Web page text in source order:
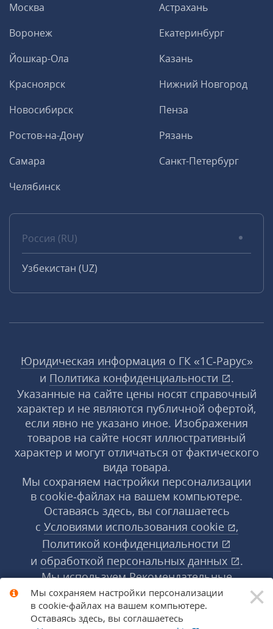
Москва
Астрахань
Воронеж
Екатеринбург
Йошкар-Ола
Казань
Красноярск
Нижний Новгород
Новосибирск
Пенза
Ростов-на-Дону
Рязань
Самара
Санкт-Петербург
Челябинск
Россия (RU)
Узбекистан (UZ)
Юридическая информация о ГК «1С‑Рарус»
и Политика конфиденциальности
.
Указанные на сайте цены носят справочный
характер и не являются публичной офертой,
если явно не указано иное. Изображения
товаров на сайте носят иллюстративный
характер и могут отличаться от фактического
вида товара.
Мы сохраняем настройки персонализации
в cookie‑файлах на вашем компьютере.
Оставаясь здесь, вы соглашаетесь
с Условиями использования cookie
,
Политикой конфиденциальности
и обработкой персональных данных
.
Мы используем Рекомендательные
технологии, их правила применения доступны
по ссылке
. Подробнее ×
Мы сохраняем настройки персонализации
в cookie‑файлах на вашем компьютере.
Оставаясь здесь, вы соглашаетесь